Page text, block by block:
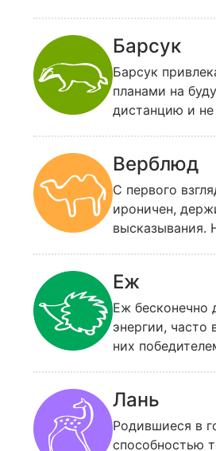
Барсук
Барсук
планами на
дистанцию и не
Верблюд
С первого
ироничен,
высказывания.
выражает
Еж
Еж бесконечно
энергии, часто
них
Лань
Родившиеся в
способностью